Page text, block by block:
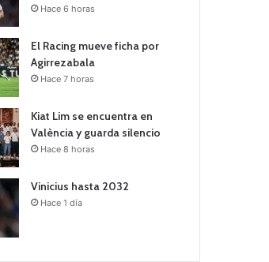
Hace 6 horas
El Racing mueve ficha por
Agirrezabala
Hace 7 horas
Kiat Lim se encuentra en
València y guarda silencio
Hace 8 horas
Vinicius hasta 2032
Hace 1 día